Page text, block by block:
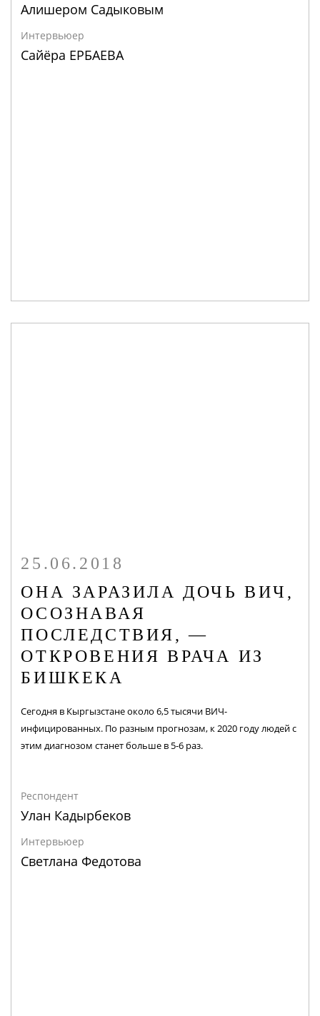
Алишером Садыковым
Интервьюер
Сайёра ЕРБАЕВА
25.06.2018
ОНА ЗАРАЗИЛА ДОЧЬ ВИЧ,
ОСОЗНАВАЯ
ПОСЛЕДСТВИЯ, —
ОТКРОВЕНИЯ ВРАЧА ИЗ
БИШКЕКА
Сегодня в Кыргызстане около 6,5 тысячи ВИЧ-
инфицированных. По разным прогнозам, к 2020 году людей с
этим диагнозом станет больше в 5-6 раз.
Респондент
Улан Кадырбеков
Интервьюер
Светлана Федотова